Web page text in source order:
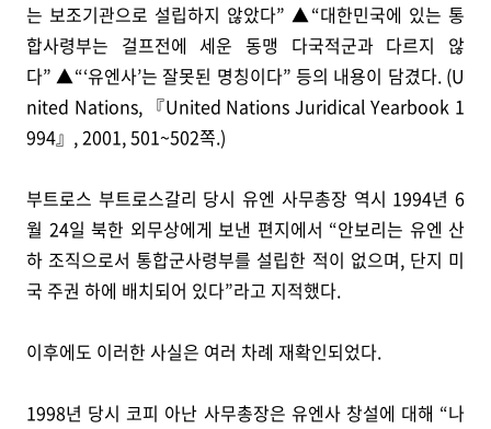
는 보조기관으로 설립하지 않았다” ▲“대한민국에 있는 통
합사령부는 걸프전에 세운 동맹 다국적군과 다르지 않
다” ▲“‘유엔사’는 잘못된 명칭이다” 등의 내용이 담겼다. (U
nited Nations, 『United Nations Juridical Yearbook 1
994』, 2001, 501~502쪽.)
부트로스 부트로스갈리 당시 유엔 사무총장 역시 1994년 6
월 24일 북한 외무상에게 보낸 편지에서 “안보리는 유엔 산
하 조직으로서 통합군사령부를 설립한 적이 없으며, 단지 미
국 주권 하에 배치되어 있다”라고 지적했다.
이후에도 이러한 사실은 여러 차례 재확인되었다.
1998년 당시 코피 아난 사무총장은 유엔사 창설에 대해 “나